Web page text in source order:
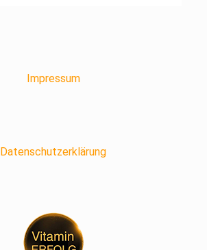
Impressum
Datenschutzerklärung